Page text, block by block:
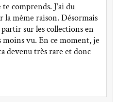
comprends. J’ai du
la même raison. Désormais
sur les collections en
vu. En ce moment, je
devenu très rare et donc